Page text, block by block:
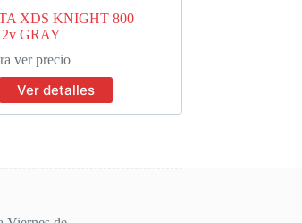
XDS KNIGHT 800
GRAY
ver precio
Ver detalles